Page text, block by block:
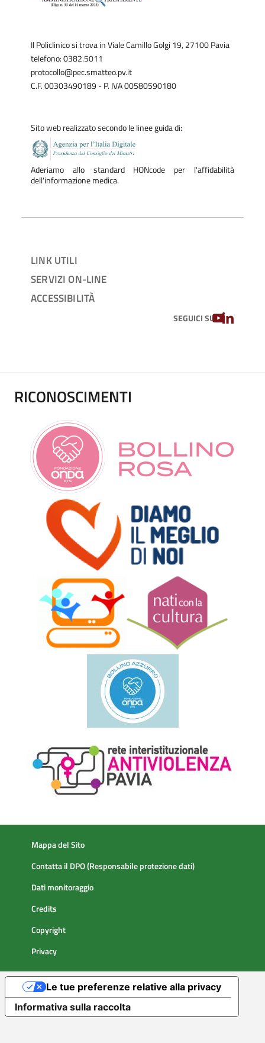
Il Policlinico si trova in Viale Camillo Golgi 19, 27100 Pavia
telefono: 0382.5011
protocollo@pec.smatteo.pv.it
C.F. 00303490189 - P. IVA 00580590180
Sito web realizzato secondo le linee guida di:
Aderiamo allo standard HONcode per l'affidabilità
dell'informazione medica.
LINK UTILI
SERVIZI ON-LINE
ACCESSIBILITÀ
SEGUICI SUYOUTUBE
LINKEDIN
RICONOSCIMENTI
Mappa del Sito
Contatta il DPO (Responsabile protezione dati)
Dati monitoraggio
Credits
Copyright
Privacy
Informativa sulla raccolta
Le tue preferenze relative alla privacy